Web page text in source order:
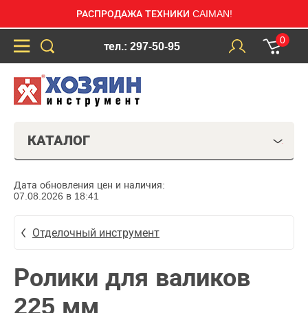
РАСПРОДАЖА ТЕХНИКИ CAIMAN!
тел.: 297-50-95
0
КАТАЛОГ
Дата обновления цен и наличия:
07.08.2026 в 18:41
Отделочный инструмент
Ролики для валиков
225 мм